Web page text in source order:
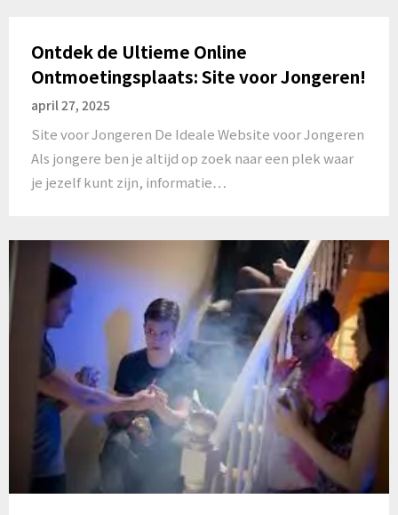
Ontdek de Ultieme Online
Ontmoetingsplaats: Site voor Jongeren!
april 27, 2025
Site voor Jongeren De Ideale Website voor Jongeren
Als jongere ben je altijd op zoek naar een plek waar
je jezelf kunt zijn, informatie…